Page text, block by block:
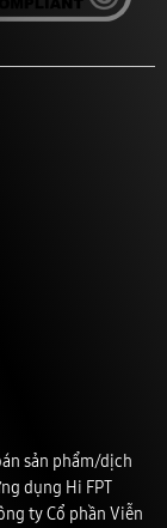
sản phẩm/dịch
dụng Hi FPT
ty Cổ phần Viễn